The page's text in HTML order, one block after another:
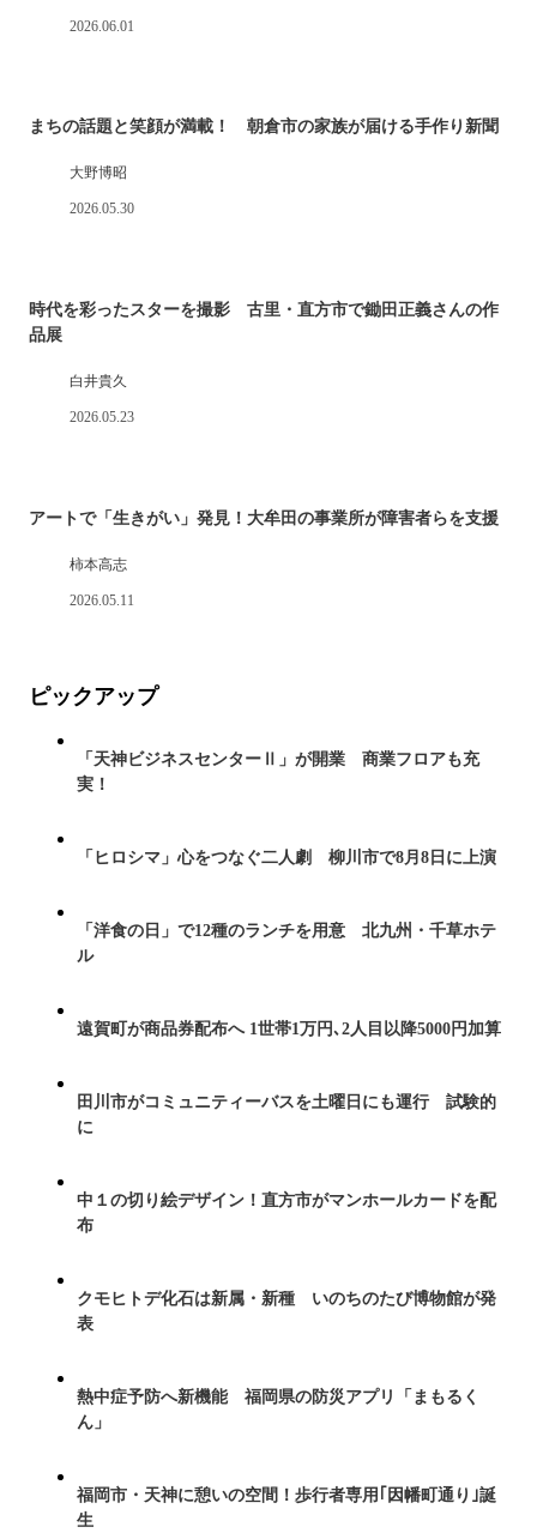
2026.06.01
まちの話題と笑顔が満載！ 朝倉市の家族が届ける手作り新聞
大野博昭
2026.05.30
時代を彩ったスターを撮影 古里・直方市で鋤田正義さんの作
品展
白井貴久
2026.05.23
アートで「生きがい」発見！大牟田の事業所が障害者らを支援
柿本高志
2026.05.11
ピックアップ
「天神ビジネスセンターⅡ」が開業 商業フロアも充
実！
「ヒロシマ」心をつなぐ二人劇 柳川市で8月8日に上演
「洋食の日」で12種のランチを用意 北九州・千草ホテ
ル
遠賀町が商品券配布へ 1世帯1万円､2人目以降5000円加算
田川市がコミュニティーバスを土曜日にも運行 試験的
に
中１の切り絵デザイン！直方市がマンホールカードを配
布
クモヒトデ化石は新属・新種 いのちのたび博物館が発
表
熱中症予防へ新機能 福岡県の防災アプリ「まもるく
ん」
福岡市・天神に憩いの空間！歩行者専用｢因幡町通り｣誕
生